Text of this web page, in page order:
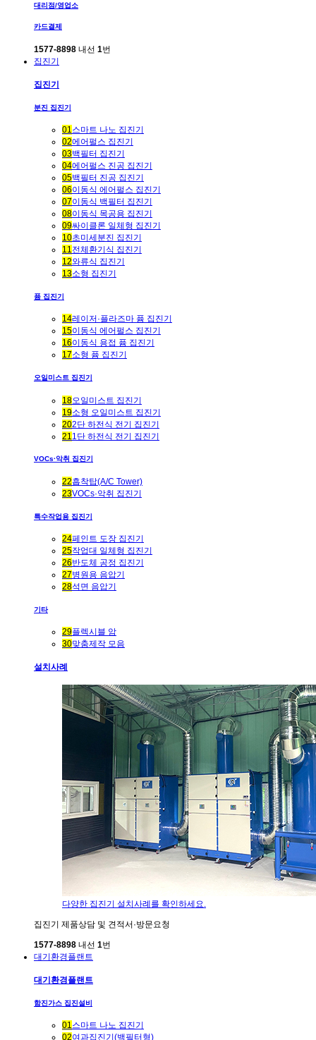
대리점/영업소
카드결제
1577-8898 내선 1번
집진기
집진기
분진 집진기
01스마트 나노 집진기
02에어펄스 집진기
03백필터 집진기
04에어펄스 진공 집진기
05백필터 진공 집진기
06이동식 에어펄스 집진기
07이동식 백필터 집진기
08이동식 목공용 집진기
09싸이클론 일체형 집진기
10초미세분진 집진기
11전체환기식 집진기
12와류식 집진기
13소형 집진기
퓸 집진기
14레이저·플라즈마 퓸 집진기
15이동식 에어펄스 집진기
16이동식 용접 퓸 집진기
17소형 퓸 집진기
오일미스트 집진기
18오일미스트 집진기
19소형 오일미스트 집진기
202단 하전식 전기 집진기
21 1단 하전식 전기 집진기
VOCs·악취 집진기
22흡착탑(A/C Tower)
23VOCs·악취 집진기
특수작업용 집진기
24페인트 도장 집진기
25작업대 일체형 집진기
26반도체 공정 집진기
27병원용 음압기
28석면 음압기
기타
29플렉시블 암
30맞춤제작 모음
설치사례
다양한 집진기 설치사례를 확인하세요.
집진기 제품상담 및 견적서·방문요청
1577-8898 내선 1번
대기환경플랜트
대기환경플랜트
함진가스 집진설비
01스마트 나노 집진기
02여과집진기(백필터형)